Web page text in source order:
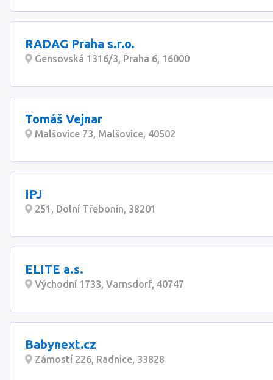
RADAG Praha s.r.o.
Gensovská 1316/3, Praha 6, 16000
Tomáš Vejnar
Malšovice 73, Malšovice, 40502
IPJ
251, Dolní Třebonín, 38201
ELITE a.s.
Východní 1733, Varnsdorf, 40747
Babynext.cz
Zámostí 226, Radnice, 33828